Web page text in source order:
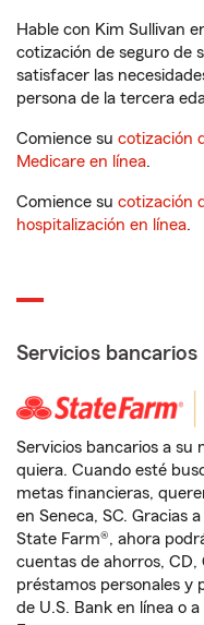
Hable con Kim Sullivan
cotización de seguro de
satisfacer las
persona de la tercera
Comience su cotización
Medicare en línea.
Comience su cotización
hospitalización en línea.
Servicios bancarios
Servicios bancarios a su
quiera. Cuando esté
metas financieras,
en Seneca, SC. Gracias
State Farm®, ahora
cuentas de ahorros,
préstamos personales y
de U.S. Bank en línea o